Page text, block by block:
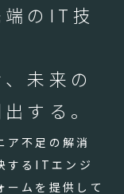
のIT技
未来の
する。
ア不足の解消
するITエンジ
ームを提供して